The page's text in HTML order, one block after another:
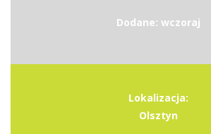
Dodane: wczoraj
Lokalizacja:
Olsztyn